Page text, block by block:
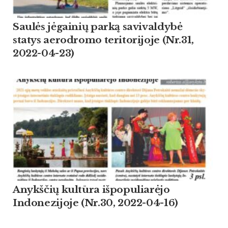
Saulės jėgainių parką savivaldybė
statys aerodromo teritorijoje (Nr.31,
2022-04-23)
Anykščių kultūra išpopuliarėjo
Indonezijoje (Nr.30, 2022-04-16)